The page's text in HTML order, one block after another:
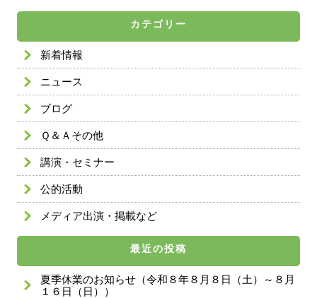
カテゴリー
新着情報
ニュース
ブログ
Ｑ＆Ａその他
講演・セミナー
公的活動
メディア出演・掲載など
最近の投稿
夏季休業のお知らせ（令和８年８月８日（土）～８月
１６日（日））